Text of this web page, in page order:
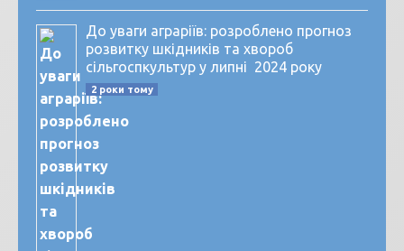
До уваги аграріїв: розроблено прогноз
розвитку шкідників та хвороб
сільгоспкультур у липні 2024 року
2 роки тому